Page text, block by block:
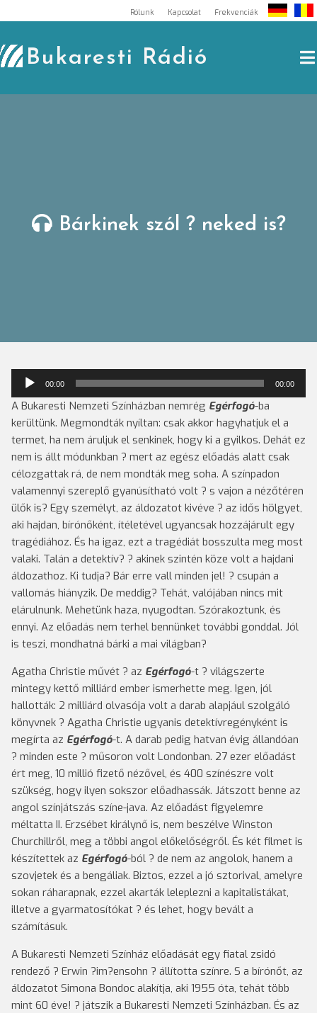
to
content
Rólunk Kapcsolat Frekvenciák
Bukaresti Rádió
Bárkinek szól ? neked is?
Audió
lejátszó
00:00 00:00
A Bukaresti Nemzeti Színházban nemrég Egérfogó-ba
kerültünk. Megmondták nyíltan: csak akkor hagyhatjuk el a
termet, ha nem áruljuk el senkinek, hogy ki a gyilkos. Dehát ez
nem is állt módunkban ? mert az egész előadás alatt csak
célozgattak rá, de nem mondták meg soha. A színpadon
valamennyi szereplő gyanúsítható volt ? s vajon a nézőtéren
ülők is? Egy személyt, az áldozatot kivéve ? az idős hölgyet,
aki hajdan, bírónőként, ítéletével ugyancsak hozzájárult egy
tragédiához. És ha igaz, ezt a tragédiát bosszulta meg most
valaki. Talán a detektív? ? akinek szintén köze volt a hajdani
áldozathoz. Ki tudja? Bár erre vall minden jel! ? csupán a
vallomás hiányzik. De meddig? Tehát, valójában nincs mit
elárulnunk. Mehetünk haza, nyugodtan. Szórakoztunk, és
ennyi. Az előadás nem terhel bennünket további gonddal. Jól
is teszi, mondhatná bárki a mai világban?
Agatha Christie művét ? az Egérfogó-t ? világszerte
mintegy kettő milliárd ember ismerhette meg. Igen, jól
hallották: 2 milliárd olvasója volt a darab alapjául szolgáló
könyvnek ? Agatha Christie ugyanis detektívregényként is
megírta az Egérfogó-t. A darab pedig hatvan évig állandóan
? minden este ? műsoron volt Londonban. 27 ezer előadást
ért meg, 10 millió fizető nézővel, és 400 színészre volt
szükség, hogy ilyen sokszor előadhassák. Játszott benne az
angol színjátszás színe-java. Az előadást figyelemre
méltatta II. Erzsébet királynő is, nem beszélve Winston
Churchillről, meg a többi angol előkelőségről. És két filmet is
készítettek az Egérfogó-ból ? de nem az angolok, hanem a
szovjetek és a bengáliak. Biztos, ezzel a jó sztorival, amelyre
sokan ráharapnak, ezzel akarták leleplezni a kapitalistákat,
illetve a gyarmatosítókat ? és lehet, hogy bevált a
számításuk.
A Bukaresti Nemzeti Színház előadását egy fiatal zsidó
rendező ? Erwin ?im?ensohn ? állította színre. S a bírónőt, az
áldozatot Simona Bondoc alakítja, aki 1955 óta, tehát több
mint 60 éve! ? játszik a Bukaresti Nemzeti Színházban. És az